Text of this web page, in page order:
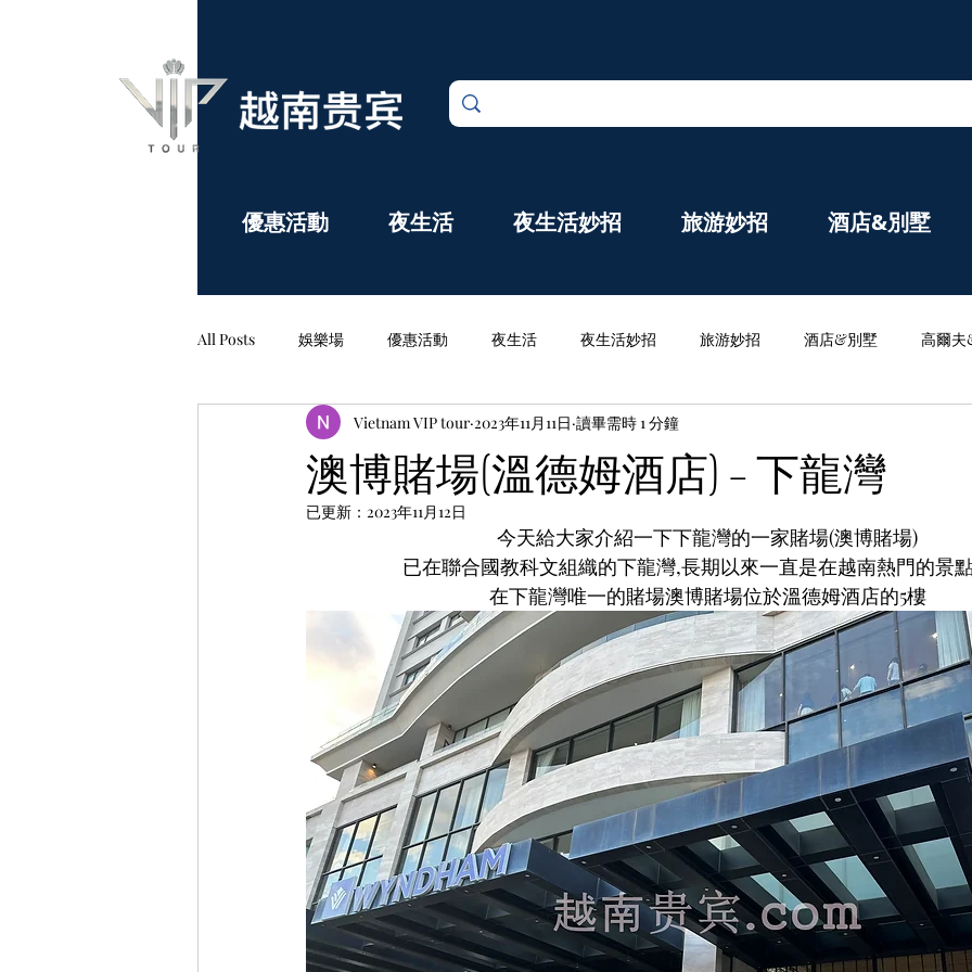
優惠活動 夜生活 夜生活妙招 旅游妙招 酒店&別墅
All Posts 娛樂場 優惠活動 夜生活 夜生活妙招 旅游妙招 酒店&別墅 高爾夫
評論&公告欄
澳博賭場(溫德姆酒店) – 下龍灣
Vietnam VIP tour 2023年11月11日 讀畢需時 1 分鐘
已更新： 2023年11月12日
今天給大家介紹一下下龍灣的一家賭場(澳博賭場)
已在聯合國教科文組織的下龍灣,長期以來一直是在越南熱門的景
在下龍灣唯一的賭場澳博賭場位於溫德姆酒店的5樓